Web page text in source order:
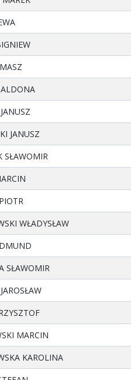
JANUSZ
SŁAWOMIR
WŁADYSŁAW
SŁAWOMIR
MARCIN
KAROLINA